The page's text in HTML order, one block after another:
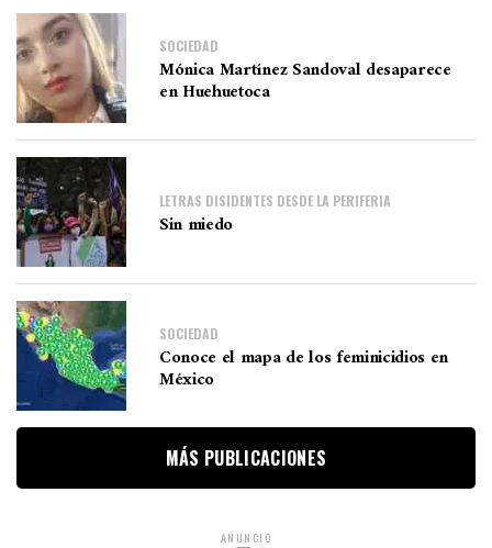
SOCIEDAD
Mónica Martínez Sandoval desaparece
en Huehuetoca
LETRAS DISIDENTES DESDE LA PERIFERIA
Sin miedo
SOCIEDAD
Conoce el mapa de los feminicidios en
México
MÁS PUBLICACIONES
ANUNCIO